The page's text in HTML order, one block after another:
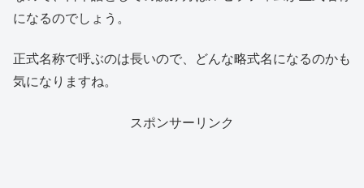
になるのでしょう。
正式名称で呼ぶのは長いので、どんな略式名になるのかも
気になりますね。
スポンサーリンク